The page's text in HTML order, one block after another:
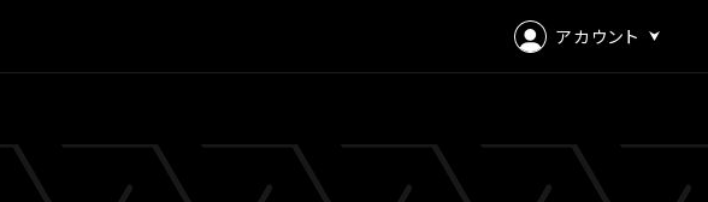
アカウント
会員登録